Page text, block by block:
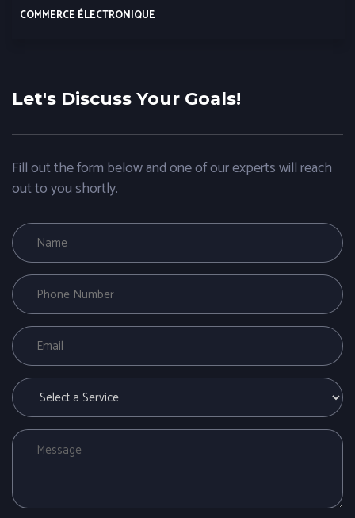
COMMERCE ÉLECTRONIQUE
Let's Discuss Your Goals!
Fill out the form below and one of our experts will reach
out to you shortly.